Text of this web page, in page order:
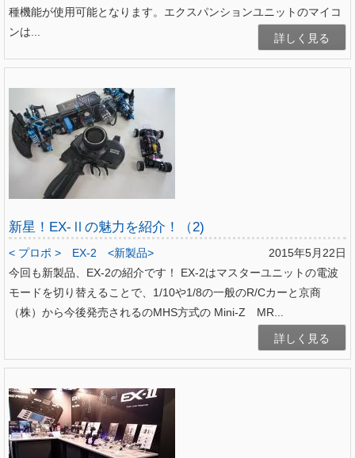
種機能が使用可能となります。エクスパンションユニットのマイコ
ンは...
詳しく見る
新星！EX-Ⅱの魅力を紹介！（2)
2015年5月22日
< プロポ > EX-2
<新製品>
今回も新製品、EX-2の紹介です！ EX-2はマスターユニットの電波
モードを切り替えることで、1/10や1/8の一般のR/Cカーと京商
（株）から今後発売されるのMHS方式の Mini-Z MR...
詳しく見る